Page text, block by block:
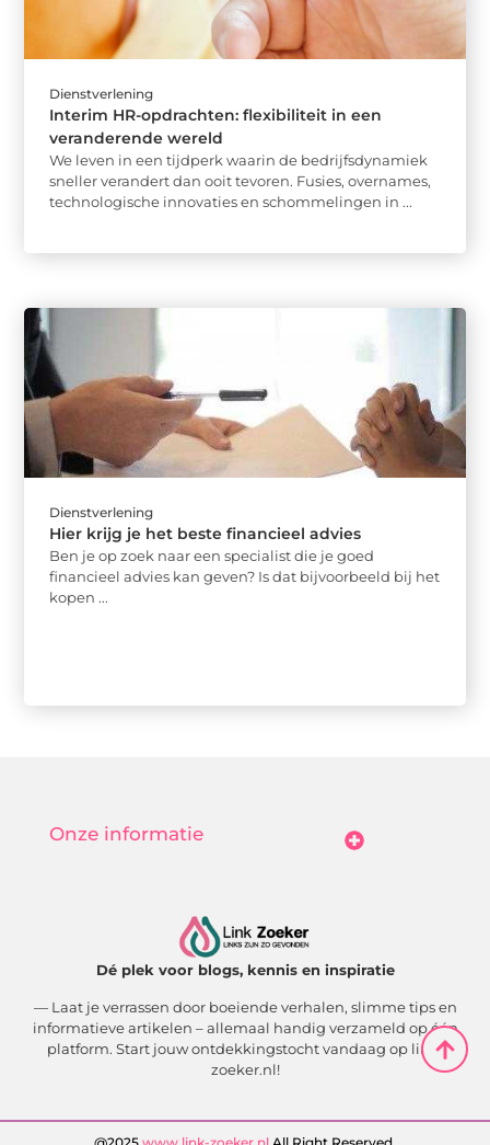
Dienstverlening
Interim HR-opdrachten: flexibiliteit in een
veranderende wereld
We leven in een tijdperk waarin de bedrijfsdynamiek
sneller verandert dan ooit tevoren. Fusies, overnames,
technologische innovaties en schommelingen in ...
Dienstverlening
Hier krijg je het beste financieel advies
Ben je op zoek naar een specialist die je goed
financieel advies kan geven? Is dat bijvoorbeeld bij het
kopen ...
Dé plek voor blogs, kennis en inspiratie
— Laat je verrassen door boeiende verhalen, slimme tips en
informatieve artikelen – allemaal handig verzameld op één
platform. Start jouw ontdekkingstocht vandaag op link-
zoeker.nl!
Onze informatie